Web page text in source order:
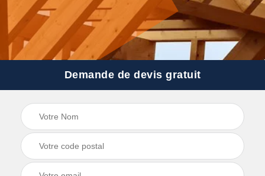
Demande de devis gratuit